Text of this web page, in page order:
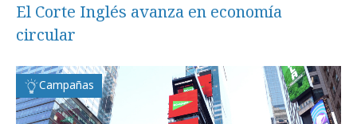
El Corte Inglés avanza en economía
circular
Campañas